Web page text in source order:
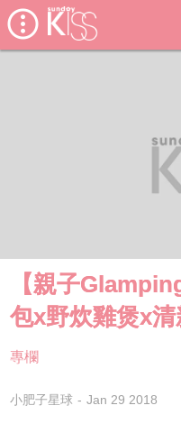
【親子
包x野炊雞煲x清
專欄
小肥子星球 Jan 29 2018